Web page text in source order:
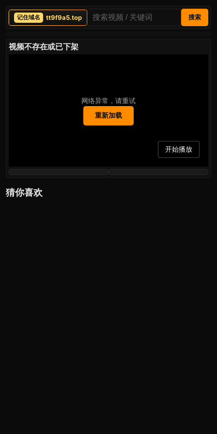
tt9f9a5.top 搜索
视频不存在或已下架
网络异常，请重试
重新加载
开始播放
猜你喜欢